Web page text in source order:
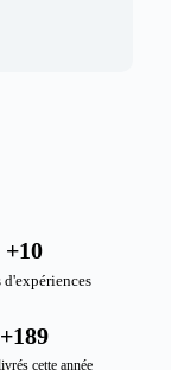
d'expériences
+10
cette année
+189